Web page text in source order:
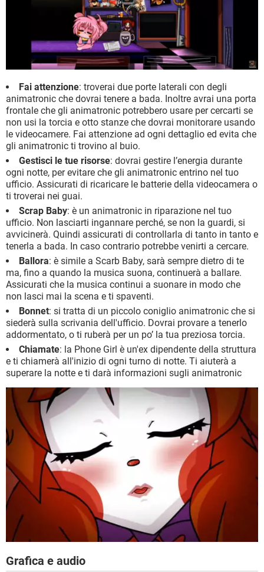
Fai attenzione: troverai due porte laterali con degli
animatronic che dovrai tenere a bada. Inoltre avrai una porta
frontale che gli animatronic potrebbero usare per cercarti se
non usi la torcia e otto stanze che dovrai monitorare usando
le videocamere. Fai attenzione ad ogni dettaglio ed evita che
gli animatronic ti trovino al buio.
Gestisci le tue risorse: dovrai gestire l’energia durante
ogni notte, per evitare che gli animatronic entrino nel tuo
ufficio. Assicurati di ricaricare le batterie della videocamera o
ti troverai nei guai.
Scrap Baby: è un animatronic in riparazione nel tuo
ufficio. Non lasciarti ingannare perché, se non la guardi, si
avvicinerà. Quindi assicurati di controllarla di tanto in tanto e
tenerla a bada. In caso contrario potrebbe venirti a cercare.
Ballora: è simile a Scarb Baby, sarà sempre dietro di te
ma, fino a quando la musica suona, continuerà a ballare.
Assicurati che la musica continui a suonare in modo che
non lasci mai la scena e ti spaventi.
Bonnet: si tratta di un piccolo coniglio animatronic che si
siederà sulla scrivania dell'ufficio. Dovrai provare a tenerlo
addormentato, o ti ruberà per un po’ la tua preziosa torcia.
Chiamate: la Phone Girl è un'ex dipendente della struttura
e ti chiamerà all'inizio di ogni turno di notte. Ti aiuterà a
superare la notte e ti darà informazioni sugli animatronic
Grafica e audio